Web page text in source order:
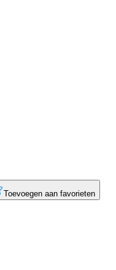
Toevoegen aan favorieten